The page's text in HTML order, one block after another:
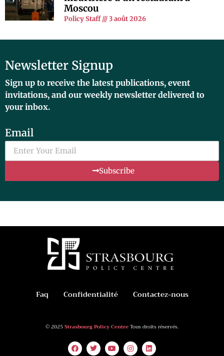
Moscou
Policy Staff 3 août 2026
Newsletter Signup
Sign up to receive the latest publications, event
invitations, and our weekly newsletter delivered to
your inbox.
Email
Subscribe
Faq Confidentialité Contactez-nous
© 2025Strasbourg Policy CentreTous droits réservés.